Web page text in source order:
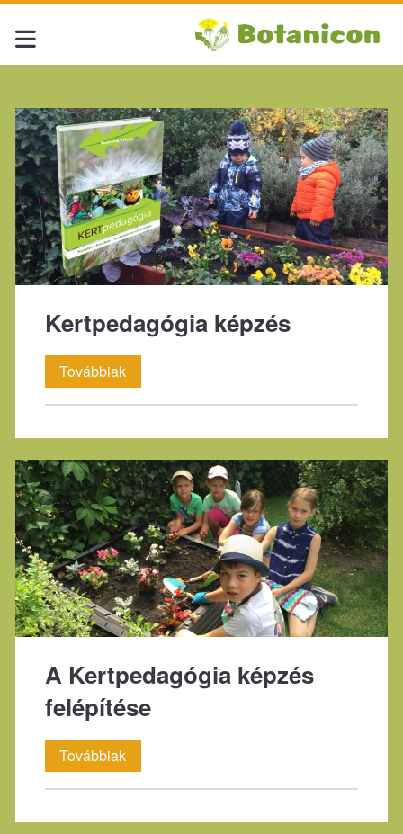
Kategória:
Kertpedagógia képzés
TovábbiakKertpedagógia
képzés
A Kertpedagógia képzés
felépítése
TovábbiakA
Kertpedagógia
képzés